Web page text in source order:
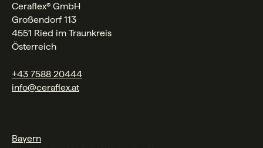
Ceraflex® GmbH
Großendorf 113
4551 Ried im Traunkreis
Österreich
+43 7588 20444
info@ceraflex.at
Bayern